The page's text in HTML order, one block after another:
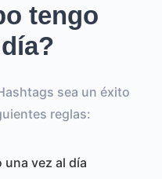
tengo
sea un éxito
reglas:
vez al día